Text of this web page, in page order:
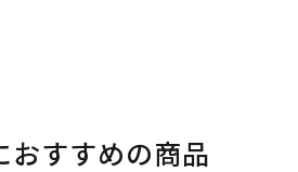
おすすめの商品